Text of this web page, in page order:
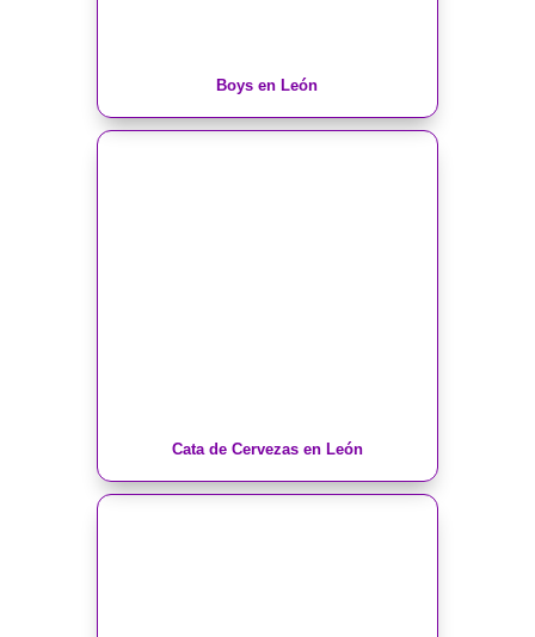
Boys en León
Cata de Cervezas en León